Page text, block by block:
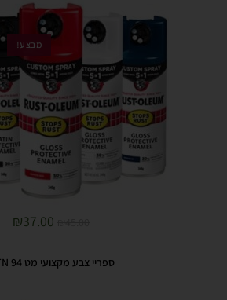
מבצע!
₪37.00
ספריי צבע מקצועי מט MTN 94